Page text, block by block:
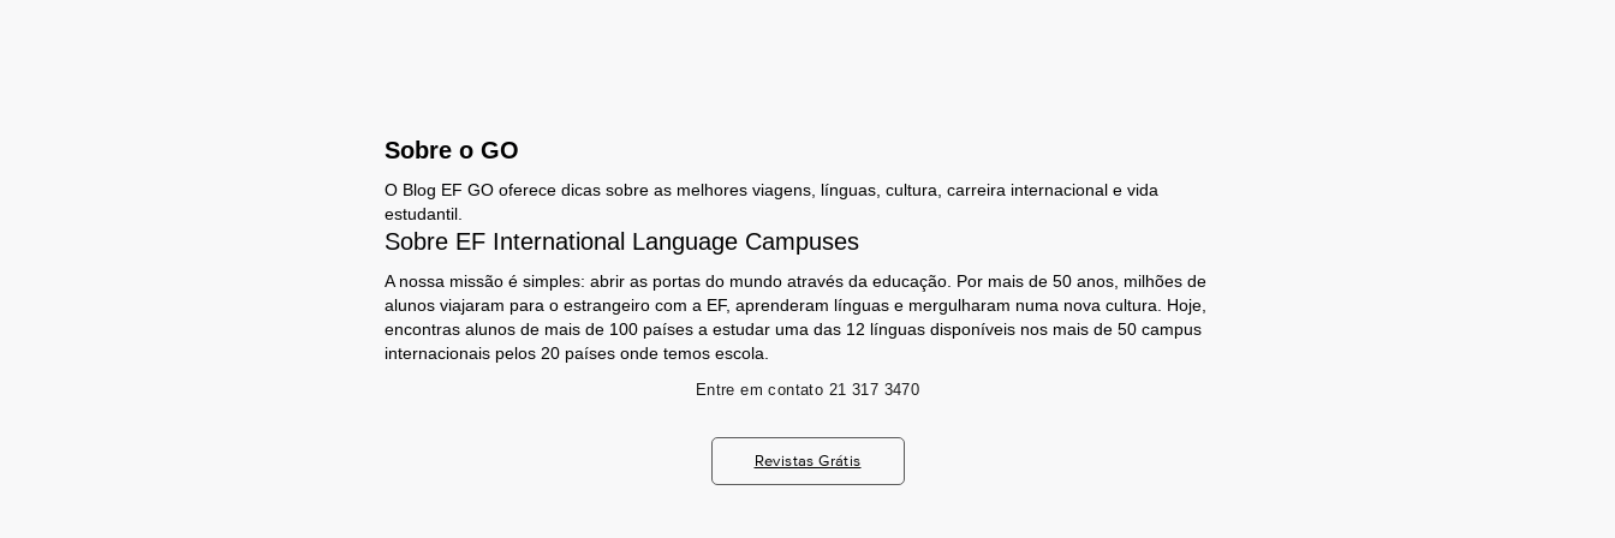
Sobre o GO
O Blog EF GO oferece dicas sobre as melhores viagens, línguas, cultura, carreira internacional e vida
estudantil.
Sobre EF International Language Campuses
A nossa missão é simples: abrir as portas do mundo através da educação. Por mais de 50 anos, milhões de
alunos viajaram para o estrangeiro com a EF, aprenderam línguas e mergulharam numa nova cultura. Hoje,
encontras alunos de mais de 100 países a estudar uma das 12 línguas disponíveis nos mais de 50 campus
internacionais pelos 20 países onde temos escola.
Entre em contato 21 317 3470
Revistas Grátis